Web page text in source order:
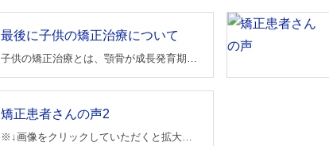
最後に子供の矯正治療について
子供の矯正治療とは、顎骨が成長発育期である子供の時期に行う矯正のことです。成長発育期に矯正をする事により歯を抜かずに理想的な治療が出来る場合があります。
矯正患者さんの声2
※↓画像をクリックしていただくと拡大表示できます。 女性（32歳） 女性（24歳） 男性（16歳） 女性（52歳） 女性（27歳） 男性（31歳） 男性（21歳） 男性（20歳） 男性（19歳） 男性（37歳） 女性（16歳）…